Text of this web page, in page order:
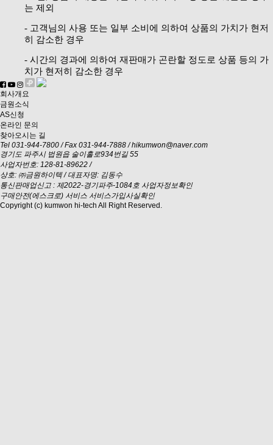
는 제외
- 고객님의 사용 또는 일부 소비에 의하여 상품의 가치가 현저
히 감소한 경우
- 시간의 경과에 의하여 재판매가 곤란할 정도로 상품 등의 가
치가 현저히 감소한 경우
회사개요
금원소식
AS신청
온라인 문의
찾아오시는 길
Tel 031-944-7800 / Fax 031-944-7888 / hikumwon@naver.com
경기도 파주시 법원읍 술이홀로934번길 55
사업자번호: 128-81-89622 /
상호: ㈜금원하이텍 / 대표자명: 김동수
통신판매업신고 : 제2022-경기파주-1084호 사업자정보확인
구매안전(에스크로) 서비스 서비스가입사실확인
Copyright (c) kumwon hi-tech All Right Reserved.